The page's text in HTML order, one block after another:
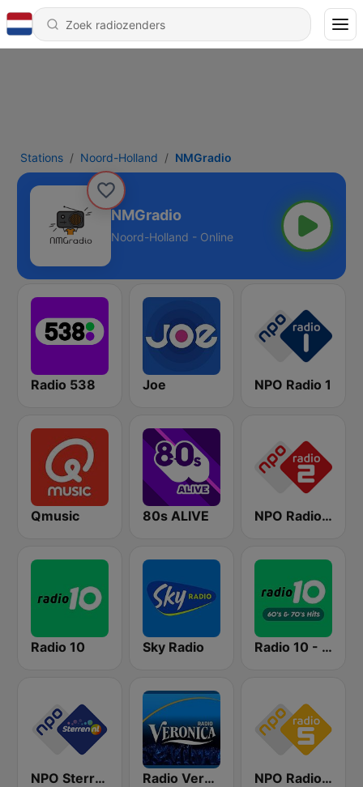
Stations Noord-Holland NMGradio
NMGradio
Noord-Holland - Online
Radio 538 Joe NPO Radio 1
Qmusic 80s ALIVE NPO Radio 2
Radio 10 Sky Radio Radio 10 - 60s & 70s Hits
NPO Sterren Radio Veronica NPO Radio 5